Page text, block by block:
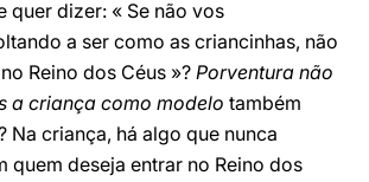
quer dizer: « Se não vos
a ser como as criancinhas, não
Reino dos Céus »? Porventura não
a criança como modelo também
Na criança, há algo que nunca
quem deseja entrar no Reino dos